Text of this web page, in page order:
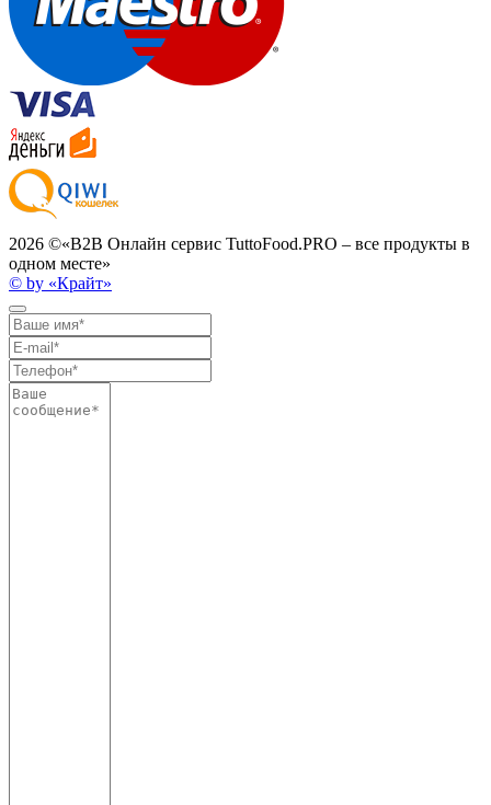
2026 ©«B2B Онлайн сервис TuttoFood.PRO – все продукты в
одном месте»
© by «Крайт»